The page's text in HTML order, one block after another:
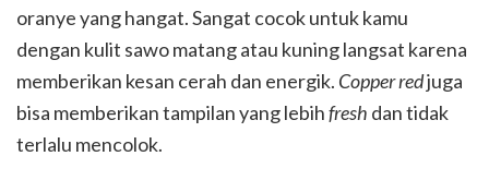
oranye yang hangat. Sangat cocok untuk kamu
dengan kulit sawo matang atau kuning langsat karena
memberikan kesan cerah dan energik. Copper redjuga
bisa memberikan tampilan yang lebihfresh dan tidak
terlalu mencolok.